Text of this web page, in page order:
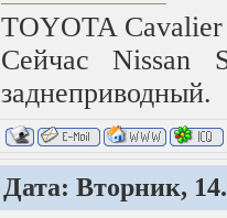
TOYOTA Cavalier
Сейчас Nissan
заднеприводный.
Дата: Вторник,